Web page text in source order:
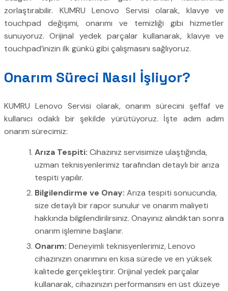
zorlaştırabilir. KUMRU Lenovo Servisi olarak, klavye ve
touchpad değişimi, onarımı ve temizliği gibi hizmetler
sunuyoruz. Orijinal yedek parçalar kullanarak, klavye ve
touchpad’inizin ilk günkü gibi çalışmasını sağlıyoruz.
Onarım Süreci Nasıl İşliyor?
KUMRU Lenovo Servisi olarak, onarım sürecini şeffaf ve
kullanıcı odaklı bir şekilde yürütüyoruz. İşte adım adım
onarım sürecimiz:
Arıza Tespiti: Cihazınız servisimize ulaştığında,
uzman teknisyenlerimiz tarafından detaylı bir arıza
tespiti yapılır.
Bilgilendirme ve Onay: Arıza tespiti sonucunda,
size detaylı bir rapor sunulur ve onarım maliyeti
hakkında bilgilendirilirsiniz. Onayınız alındıktan sonra
onarım işlemine başlanır.
Onarım: Deneyimli teknisyenlerimiz, Lenovo
cihazınızın onarımını en kısa sürede ve en yüksek
kalitede gerçekleştirir. Orijinal yedek parçalar
kullanarak, cihazınızın performansını en üst düzeye